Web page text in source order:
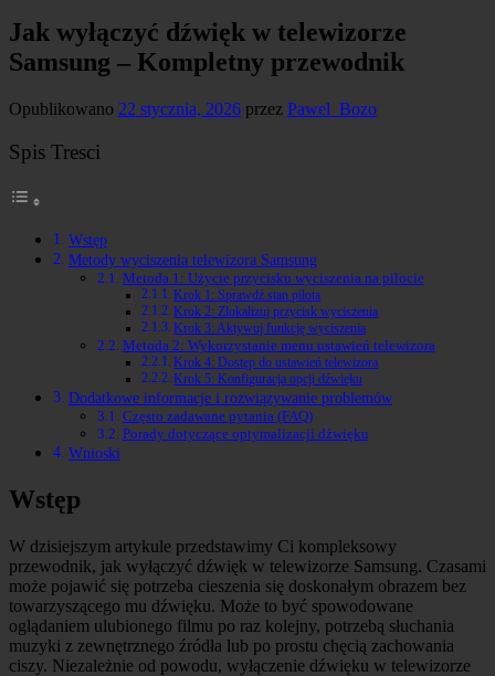
Jak wyłączyć dźwięk w telewizorze
Samsung – Kompletny przewodnik
Opublikowano 22 stycznia, 2026 przez Pawel_Bozo
Spis Tresci
Wstęp
Metody wyciszenia telewizora Samsung
Metoda 1: Użycie przycisku wyciszenia na pilocie
Krok 1: Sprawdź stan pilota
Krok 2: Zlokalizuj przycisk wyciszenia
Krok 3: Aktywuj funkcję wyciszenia
Metoda 2: Wykorzystanie menu ustawień telewizora
Krok 4: Dostęp do ustawień telewizora
Krok 5: Konfiguracja opcji dźwięku
Dodatkowe informacje i rozwiązywanie problemów
Często zadawane pytania (FAQ)
Porady dotyczące optymalizacji dźwięku
Wnioski
Wstęp
W dzisiejszym artykule przedstawimy Ci kompleksowy
przewodnik, jak wyłączyć dźwięk w telewizorze Samsung. Czasami
może pojawić się potrzeba cieszenia się doskonałym obrazem bez
towarzyszącego mu dźwięku. Może to być spowodowane
oglądaniem ulubionego filmu po raz kolejny, potrzebą słuchania
muzyki z zewnętrznego źródła lub po prostu chęcią zachowania
ciszy. Niezależnie od powodu, wyłączenie dźwięku w telewizorze